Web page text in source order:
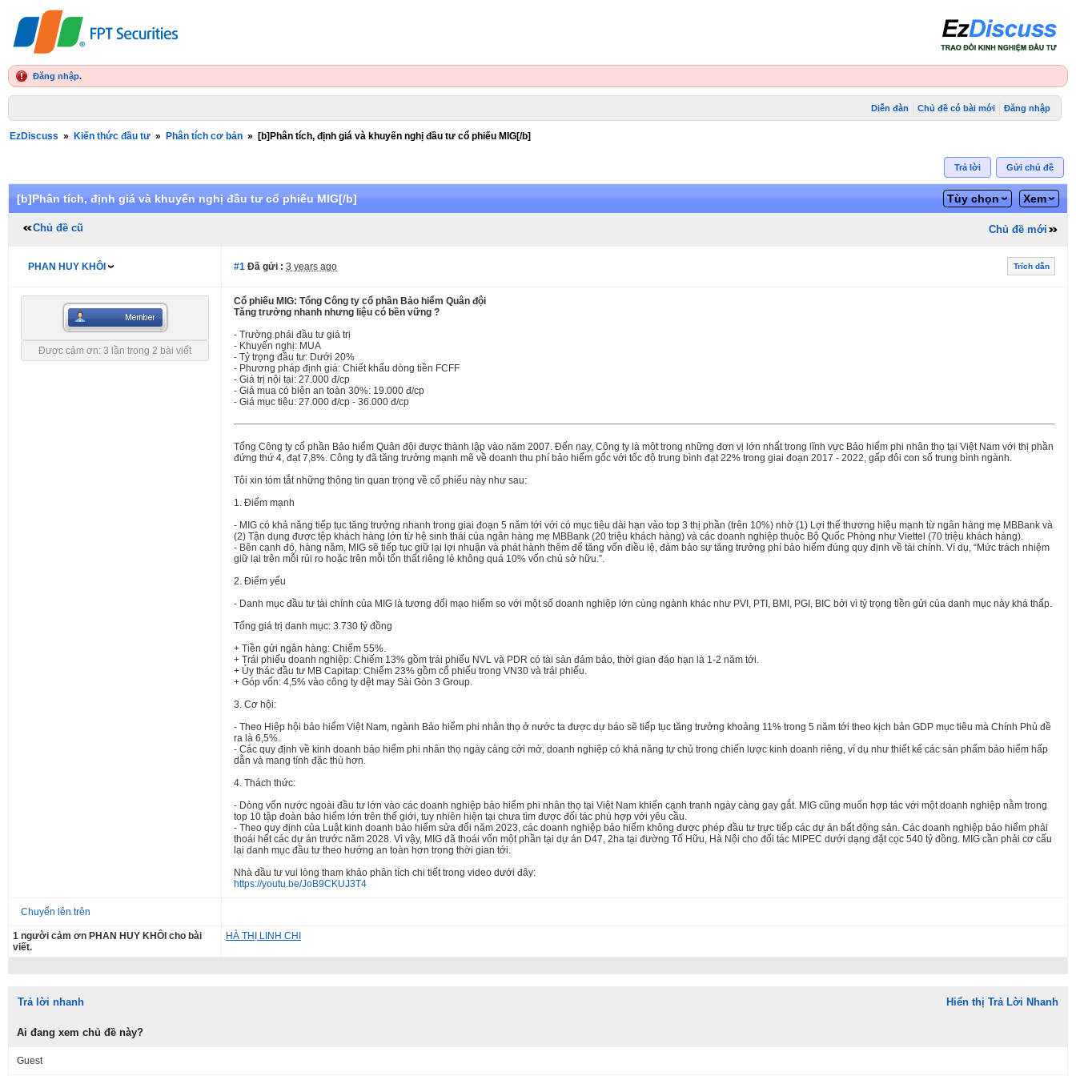
Đăng nhập.
Diễn đàn Chủ đề có bài mới Đăng nhập
EzDiscuss » Kiến thức đầu tư » Phân tích cơ bản » [b]Phân tích, định giá và khuyến nghị đầu tư cổ phiếu MIG[/b]
Gửi chủ đề
Trả lời
[b]Phân tích, định giá và khuyến nghị đầu tư cổ phiếu MIG[/b] Tùy chọn Xem
Chủ đề cũ Chủ đề mới
PHAN HUY KHÔI #1 Đã gửi : 3 years ago Trích dẫn
Được cảm ơn: 3 lần trong 2 bài viết
Cổ phiếu MIG: Tổng Công ty cổ phần Bảo hiểm Quân đội
Tăng trưởng nhanh nhưng liệu có bền vững ?
- Trường phái đầu tư giá trị
- Khuyến nghị: MUA
- Tỷ trọng đầu tư: Dưới 20%
- Phương pháp định giá: Chiết khấu dòng tiền FCFF
- Giá trị nội tại: 27.000 đ/cp
- Giá mua có biên an toàn 30%: 19.000 đ/cp
- Giá mục tiêu: 27.000 đ/cp - 36.000 đ/cp
Tổng Công ty cổ phần Bảo hiểm Quân đội được thành lập vào năm 2007. Đến nay, Công ty là một trong những đơn vị lớn nhất trong lĩnh vực Bảo hiểm phi nhân thọ tại Việt Nam với thị phần
đứng thứ 4, đạt 7,8%. Công ty đã tăng trưởng mạnh mẽ về doanh thu phí bảo hiểm gốc với tốc độ trung bình đạt 22% trong giai đoạn 2017 - 2022, gấp đôi con số trung bình ngành.
Tôi xin tóm tắt những thông tin quan trọng về cổ phiếu này như sau:
1. Điểm mạnh
- MIG có khả năng tiếp tục tăng trưởng nhanh trong giai đoạn 5 năm tới với có mục tiêu dài hạn vào top 3 thị phần (trên 10%) nhờ (1) Lợi thế thương hiệu mạnh từ ngân hàng mẹ MBBank và
(2) Tận dụng được tệp khách hàng lớn từ hệ sinh thái của ngân hàng mẹ MBBank (20 triệu khách hàng) và các doanh nghiệp thuộc Bộ Quốc Phòng như Viettel (70 triệu khách hàng).
- Bên cạnh đó, hàng năm, MIG sẽ tiếp tục giữ lại lợi nhuận và phát hành thêm để tăng vốn điều lệ, đảm bảo sự tăng trưởng phí bảo hiểm đúng quy định về tài chính. Ví dụ, “Mức trách nhiệm
giữ lại trên mỗi rủi ro hoặc trên mỗi tổn thất riêng lẻ không quá 10% vốn chủ sở hữu.”.
2. Điểm yếu
- Danh mục đầu tư tài chính của MIG là tương đối mạo hiểm so với một số doanh nghiệp lớn cùng ngành khác như PVI, PTI, BMI, PGI, BIC bởi vì tỷ trọng tiền gửi của danh mục này khá thấp.
Tổng giá trị danh mục: 3.730 tỷ đồng
+ Tiền gửi ngân hàng: Chiếm 55%.
+ Trái phiếu doanh nghiệp: Chiếm 13% gồm trái phiếu NVL và PDR có tài sản đảm bảo, thời gian đáo hạn là 1-2 năm tới.
+ Ủy thác đầu tư MB Capitap: Chiếm 23% gồm cổ phiếu trong VN30 và trái phiếu.
+ Góp vốn: 4,5% vào công ty dệt may Sài Gòn 3 Group.
3. Cơ hội:
- Theo Hiệp hội bảo hiểm Việt Nam, ngành Bảo hiểm phi nhân thọ ở nước ta được dự báo sẽ tiếp tục tăng trưởng khoảng 11% trong 5 năm tới theo kịch bản GDP mục tiêu mà Chính Phủ đề
ra là 6,5%.
- Các quy định về kinh doanh bảo hiểm phi nhân thọ ngày càng cởi mở, doanh nghiệp có khả năng tự chủ trong chiến lược kinh doanh riêng, ví dụ như thiết kế các sản phẩm bảo hiểm hấp
dẫn và mang tính đặc thù hơn.
4. Thách thức:
- Dòng vốn nước ngoài đầu tư lớn vào các doanh nghiệp bảo hiểm phi nhân thọ tại Việt Nam khiến cạnh tranh ngày càng gay gắt. MIG cũng muốn hợp tác với một doanh nghiệp nằm trong
top 10 tập đoàn bảo hiểm lớn trên thế giới, tuy nhiên hiện tại chưa tìm được đối tác phù hợp với yêu cầu.
- Theo quy định của Luật kinh doanh bảo hiểm sửa đổi năm 2023, các doanh nghiệp bảo hiểm không được phép đầu tư trực tiếp các dự án bất động sản. Các doanh nghiệp bảo hiểm phải
thoái hết các dự án trước năm 2028. Vì vậy, MIG đã thoái vốn một phần tại dự án D47, 2ha tại đường Tố Hữu, Hà Nội cho đối tác MIPEC dưới dạng đặt cọc 540 tỷ đồng. MIG cần phải cơ cấu
lại danh mục đầu tư theo hướng an toàn hơn trong thời gian tới.
Nhà đầu tư vui lòng tham khảo phân tích chi tiết trong video dưới đây:
https://youtu.be/JoB9CKUJ3T4
Chuyển lên trên
1 người cảm ơn PHAN HUY KHÔI cho bài
viết.
HÀ THỊ LINH CHI
Trả lời nhanh Hiển thị Trả Lời Nhanh
Ai đang xem chủ đề này?
Guest